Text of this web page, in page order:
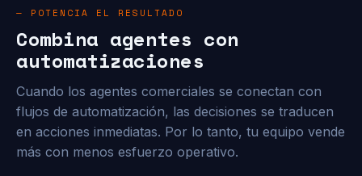
— POTENCIA EL RESULTADO
Combina agentes con
automatizaciones
Cuando los agentes comerciales se conectan con
flujos de automatización, las decisiones se traducen
en acciones inmediatas. Por lo tanto, tu equipo vende
más con menos esfuerzo operativo.